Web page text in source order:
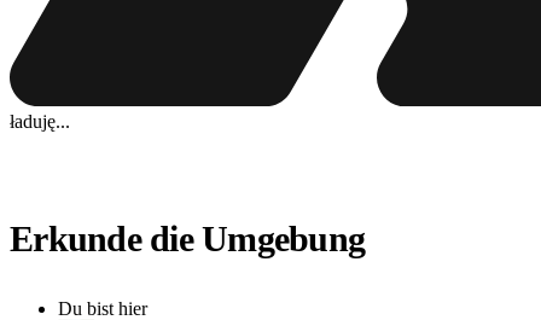
ładuję...
Erkunde die Umgebung
Du bist hier